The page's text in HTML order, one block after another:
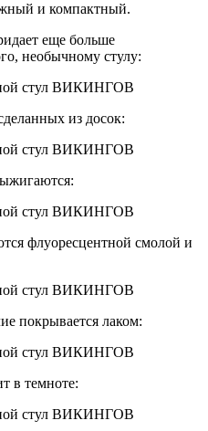
и компактный.
еще больше
необычному стулу:
из досок:
флуоресцентной смолой и
покрывается лаком:
в темноте: